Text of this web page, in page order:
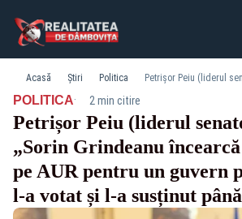
Acasă Știri Politica
POLITICA· 2 min citire
Petrișor Peiu (liderul
„Sorin Grindeanu încearcă
pe AUR pentru un guvern
l-a votat și l-a susținut